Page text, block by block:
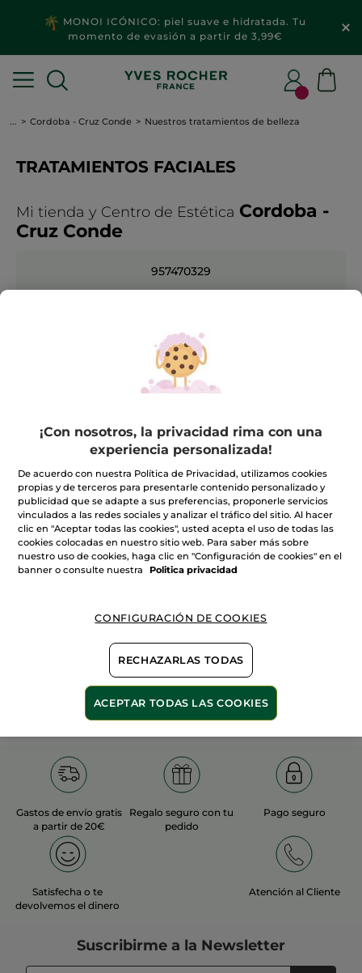
MONOI ICÓNICO: piel suave e hidratada. Tu
momento de evasión a partir de 3,99€
... Cordoba - Cruz Conde Nuestros tratamientos de belleza
TRATAMIENTOS FACIALES
Mi tienda y Centro de Estética Cordoba -
Cruz Conde
957470329
Para cualquier cuestión, puede contactar con su
+
ANTI-EDAD
+
COMPLETA TUS TRATAMIENTOS FACIALES
*La duración de nuestros tratamientos incluye el tiempo
necesario para desvestirse y vestirse.
CORPORALES
TRATAMIENTOS
BELLEZA PARA TI
Gastos de envío gratis
a partir de 20€
Regalo seguro con tu
pedido
Pago seguro
Satisfecha o te
devolvemos el dinero
Atención al Cliente
Suscribirme a la Newsletter
¡Con nosotros, la privacidad rima con una
experiencia personalizada!
De acuerdo con nuestra Política de Privacidad, utilizamos cookies
propias y de terceros para presentarle contenido personalizado y
publicidad que se adapte a sus preferencias, proponerle servicios
vinculados a las redes sociales y analizar el tráfico del sitio. Al hacer
clic en "Aceptar todas las cookies", usted acepta el uso de todas las
cookies colocadas en nuestro sitio web. Para saber más sobre
nuestro uso de cookies, haga clic en "Configuración de cookies" en el
banner o consulte nuestra
Politica privacidad
CONFIGURACIÓN DE COOKIES
RECHAZARLAS TODAS
ACEPTAR TODAS LAS COOKIES